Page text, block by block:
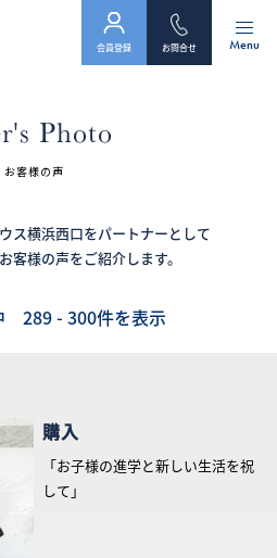
Menu
お問合せ
会員登録
Photo
お客様の声
ス横浜西口をパートナーとして
客様の声をご紹介します。
289 - 300件を表示
購入
「お子様の進学と新しい生活を祝
して」